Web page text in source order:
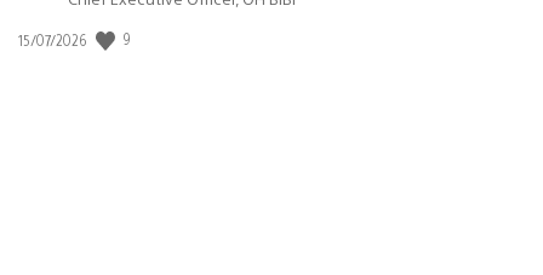
Fecha
15/07/2026 9